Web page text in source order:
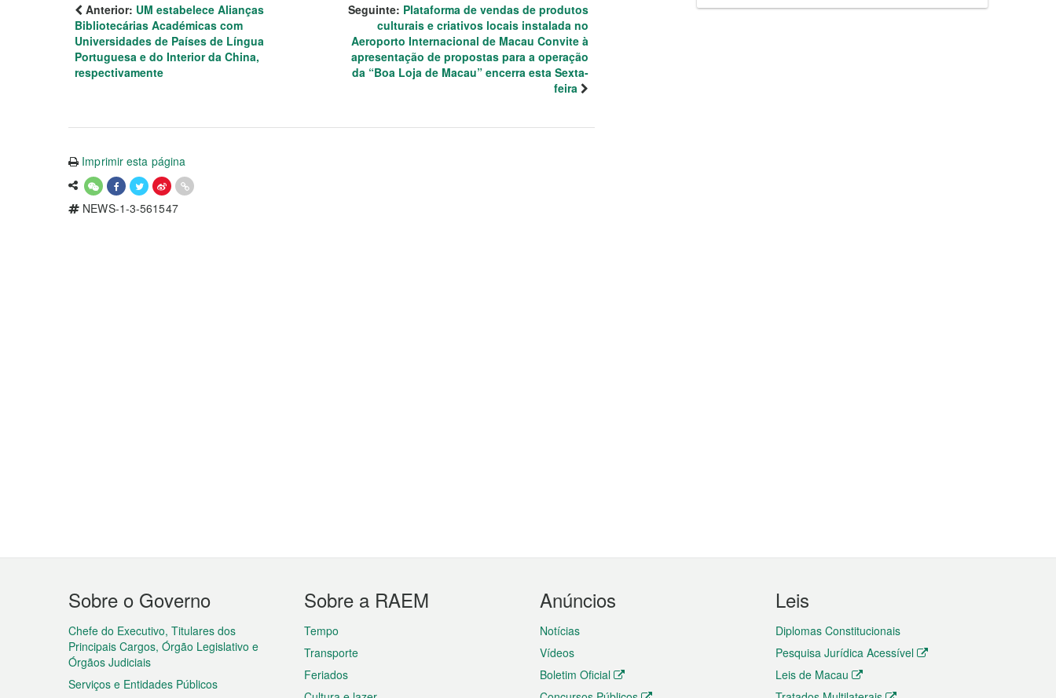
Anterior: UM estabelece Alianças
Bibliotecárias Académicas com
Universidades de Países de Língua
Portuguesa e do Interior da China,
respectivamente
Seguinte: Plataforma de vendas de produtos
culturais e criativos locais instalada no
Aeroporto Internacional de Macau Convite à
apresentação de propostas para a operação
da “Boa Loja de Macau” encerra esta Sexta-
feira
Imprimir esta página
NEWS-1-3-561547
Menu
do
rodapé
Sobre o Governo
Chefe do Executivo, Titulares dos
Principais Cargos, Órgão Legislativo e
Órgãos Judiciais
Serviços e Entidades Públicos
Sobre a RAEM
Tempo
Transporte
Feriados
Anúncios
Notícias
Vídeos
Boletim Oficial
Leis
Diplomas Constitucionais
Pesquisa Jurídica Acessível
Leis de Macau